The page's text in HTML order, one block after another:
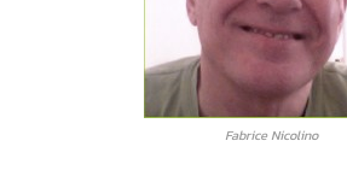
Fabrice Nicolino